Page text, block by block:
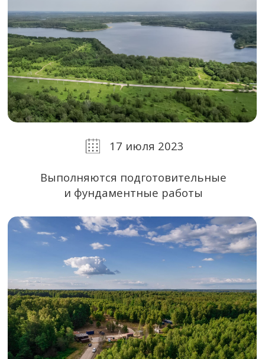
Все проекты
Подготовим персональный каталог
Villagio и проведём консультацию.
Подбор загородной
недвижимости под
стиль жизни
+7
Я согласен(а) на обработку
персональных данных